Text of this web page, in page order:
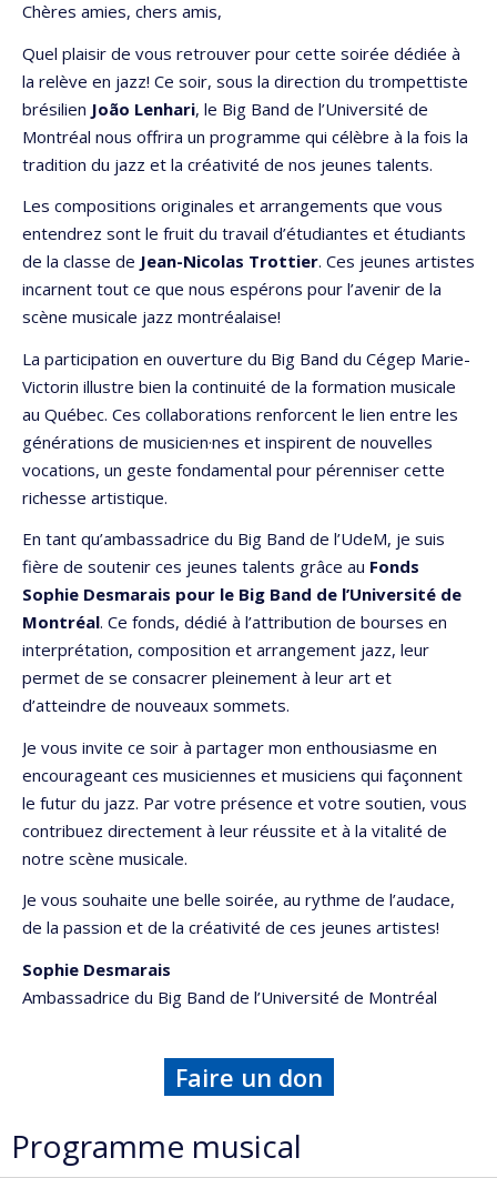
Chères amies, chers amis,
Quel plaisir de vous retrouver pour cette soirée dédiée à
la relève en jazz! Ce soir, sous la direction du trompettiste
brésilien João Lenhari, le Big Band de l’Université de
Montréal nous offrira un programme qui célèbre à la fois la
tradition du jazz et la créativité de nos jeunes talents.
Les compositions originales et arrangements que vous
entendrez sont le fruit du travail d’étudiantes et étudiants
de la classe de Jean-Nicolas Trottier. Ces jeunes artistes
incarnent tout ce que nous espérons pour l’avenir de la
scène musicale jazz montréalaise!
La participation en ouverture du Big Band du Cégep Marie-
Victorin illustre bien la continuité de la formation musicale
au Québec. Ces collaborations renforcent le lien entre les
générations de musicien·nes et inspirent de nouvelles
vocations, un geste fondamental pour pérenniser cette
richesse artistique.
En tant qu’ambassadrice du Big Band de l’UdeM, je suis
fière de soutenir ces jeunes talents grâce au Fonds
Sophie Desmarais pour le Big Band de l’Université de
Montréal. Ce fonds, dédié à l’attribution de bourses en
interprétation, composition et arrangement jazz, leur
permet de se consacrer pleinement à leur art et
d’atteindre de nouveaux sommets.
Je vous invite ce soir à partager mon enthousiasme en
encourageant ces musiciennes et musiciens qui façonnent
le futur du jazz. Par votre présence et votre soutien, vous
contribuez directement à leur réussite et à la vitalité de
notre scène musicale.
Je vous souhaite une belle soirée, au rythme de l’audace,
de la passion et de la créativité de ces jeunes artistes!
Sophie Desmarais
Ambassadrice du Big Band de l’Université de Montréal
Faire un don
Programme musical